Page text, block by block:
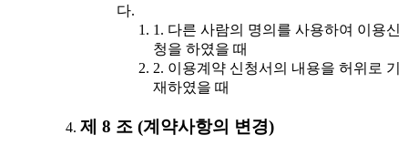
다.
1. 다른 사람의 명의를 사용하여 이용신
청을 하였을 때
2. 이용계약 신청서의 내용을 허위로 기
재하였을 때
제 8 조 (계약사항의 변경)